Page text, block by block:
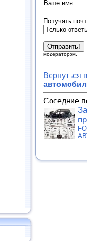
Ваше имя
Получать
модератором.
Вернуться
Соседние